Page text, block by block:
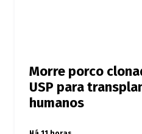
Morre porco
USP para
humanos